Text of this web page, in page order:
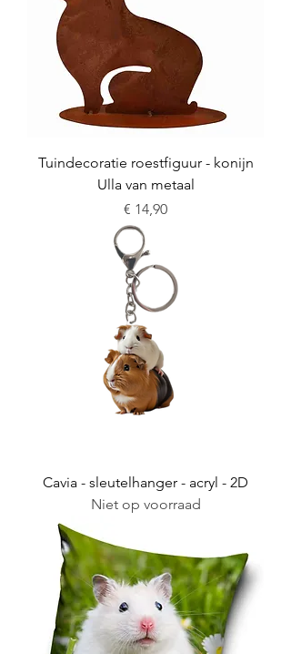
Tuindecoratie roestfiguur - konijn
Ulla van metaal
Prijs
€ 14,90
Cavia - sleutelhanger - acryl - 2D
Niet op voorraad